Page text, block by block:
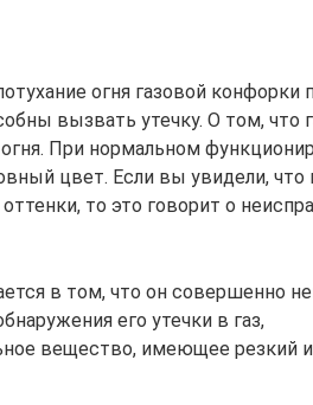
огня газовой конфорки
вызвать утечку. О том, что
При нормальном
цвет. Если вы увидели, что
то это говорит о
в том, что он совершенно
его утечки в газ,
вещество, имеющее резкий